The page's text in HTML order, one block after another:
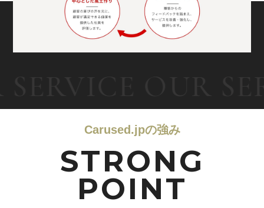
Carused.jpの強み
STRONG
POINT